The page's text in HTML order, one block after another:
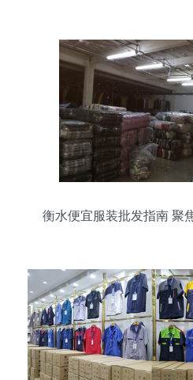
衡水便宜服装批发指南 聚